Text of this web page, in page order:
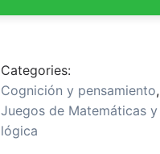
Categories:
Cognición y pensamiento,
Juegos de Matemáticas y
lógica